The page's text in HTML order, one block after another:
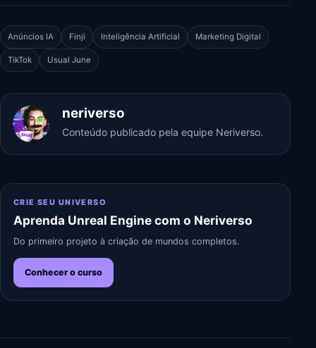
Anúncios IA Finji Inteligência Artificial Marketing Digital
TikTok Usual June
neriverso
Conteúdo publicado pela equipe Neriverso.
CRIE SEU UNIVERSO
Aprenda Unreal Engine com o Neriverso
Do primeiro projeto à criação de mundos completos.
Conhecer o curso